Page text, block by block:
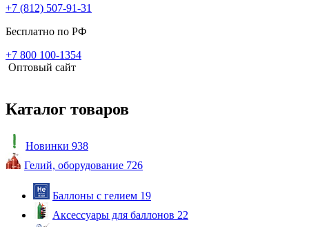
+7 (812) 507-91-31
Бесплатно по РФ
+7 800 100-1354
Оптовый сайт
Каталог товаров
Новинки 938
Гелий, оборудование 726
Баллоны с гелием 19
Аксессуары для баллонов 22